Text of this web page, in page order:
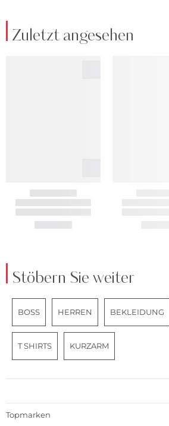
Zuletzt angesehen
Stöbern Sie weiter
BOSS HERREN BEKLEIDUNG
T SHIRTS KURZARM
Topmarken